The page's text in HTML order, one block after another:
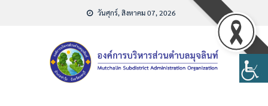
วันศุกร์, สิงหาคม 07, 2026